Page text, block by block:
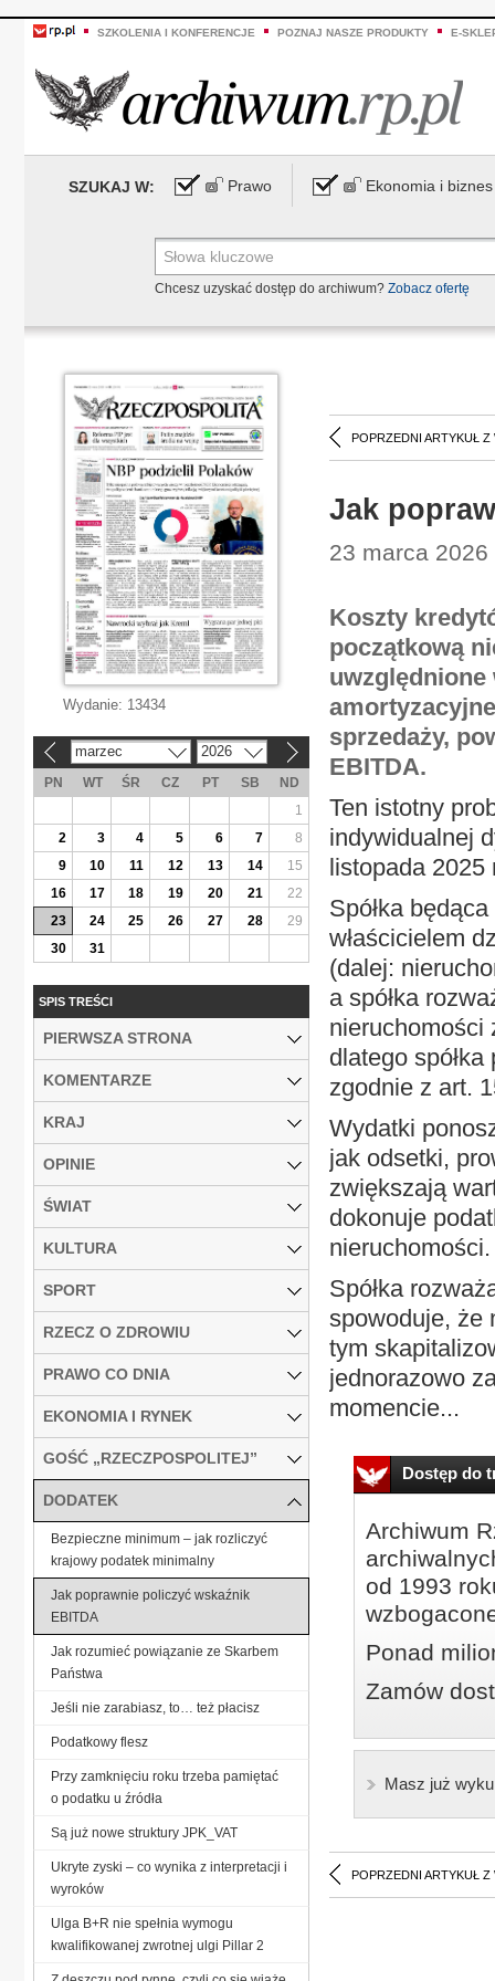
SZKOLENIA I KONFERENCJE POZNAJ NASZE PRODUKTY E-
SZUKAJ W: Prawo Ekonomia i biznes
Chcesz uzyskać dostęp do archiwum? Zobacz ofertę
POPRZEDNI ARTYKUŁ Z
Jak
23 marca
Koszty
początkową
sprzedaży,
EBITDA.
Ten istotny
indywidualnej
listopada 2025
Spółka
właścicielem
(dalej:
a spółka
nieruchomości
dlatego
zgodnie z art.
Wydatki
jak odsetki,
zwiększają
dokonuje
nieruchomości.
Spółka
spowoduje, że
tym
jednorazowo
momencie...
Dostęp do
Archiwum
od 1993
Ponad
Zamów
Masz już
POPRZEDNI ARTYKUŁ Z
Wydanie: 13434
marzec 2026
PN WT ŚR CZ PT SB
ND
1
2
3 4 5 6 7
8
9
10 11 12 13 14
15
16
17 18 19 20 21
22
23
24 25 26 27 28
29
30
31
SPIS TREŚCI
PIERWSZA STRONA
KOMENTARZE
KRAJ
OPINIE
ŚWIAT
KULTURA
SPORT
RZECZ O ZDROWIU
PRAWO CO DNIA
EKONOMIA I RYNEK
GOŚĆ „RZECZPOSPOLITEJ”
DODATEK
Bezpieczne minimum – jak rozliczyć
krajowy podatek minimalny
Jak poprawnie policzyć wskaźnik
EBITDA
Jak rozumieć powiązanie ze Skarbem
Państwa
Jeśli nie zarabiasz, to… też płacisz
Podatkowy flesz
Przy zamknięciu roku trzeba pamiętać
o podatku u źródła
Są już nowe struktury JPK_VAT
Ukryte zyski – co wynika z interpretacji i
wyroków
Ulga B+R nie spełnia wymogu
kwalifikowanej zwrotnej ulgi Pillar 2